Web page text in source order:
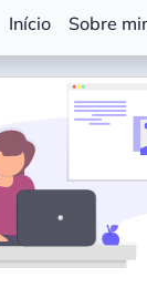
Início Sobre